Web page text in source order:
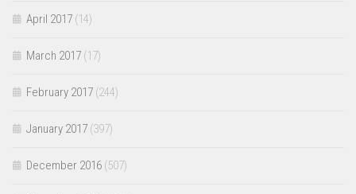
April 2017 (14)
March 2017 (17)
February 2017 (244)
January 2017 (397)
December 2016 (507)